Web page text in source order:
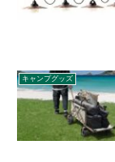
キャンプグッズ